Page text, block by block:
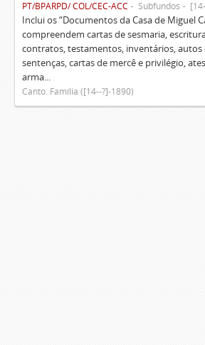
PT/BPARPD/ COL/CEC-ACC Subfundos
Inclui os “Documentos da Casa de Miguel
compreendem cartas de sesmaria,
contratos, testamentos, inventários, autos
sentenças, cartas de mercê e privilégio,
arma...
Canto. Família ([14--?]-1890)